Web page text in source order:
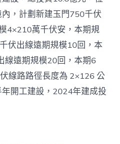
，計劃新建玉門750千伏
4×210萬千伏安，本期規
伏出線遠期規模10回，本
線遠期規模20回，本期6
線路路徑長度為 2×126 公
開工建設，2024年建成投